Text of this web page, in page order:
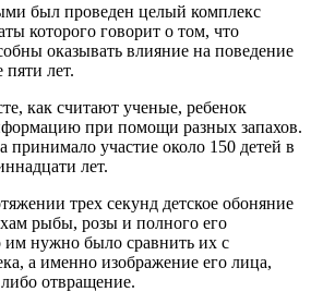
был проведен целый комплекс
которого говорит о том, что
оказывать влияние на поведение
пяти лет.
, как считают ученые, ребенок
при помощи разных запахов.
принимало участие около 150 детей в
лет.
трех секунд детское обоняние
рыбы, розы и полного его
им нужно было сравнить их с
, а именно изображение его лица,
либо отвращение.